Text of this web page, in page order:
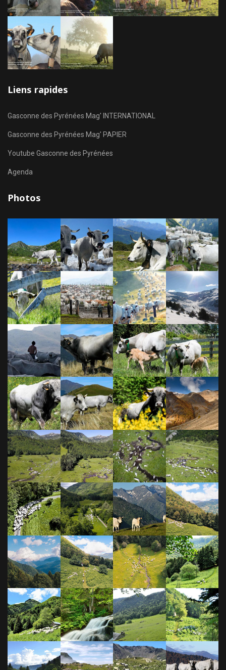
Liens rapides
Gasconne des Pyrénées Mag' INTERNATIONAL
Gasconne des Pyrénées Mag' PAPIER
Youtube Gasconne des Pyrénées
Agenda
Photos